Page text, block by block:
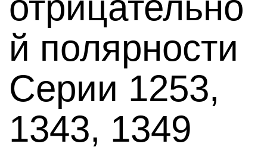
й полярности
Серии 1253,
1343, 1349